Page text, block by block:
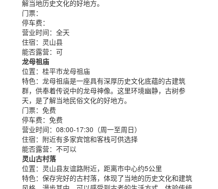
解当地历史文化的好地方。
门票：
停车费：
营业时间： 全天
住宿： 灵山县
能否露营： 可
龙母祖庙
位置： 桂平市龙母祖庙
特色： 龙母祖庙是一座具有深厚历史文化底蕴的古建筑
群，供奉着传说中的龙母神像。这里环境幽静，古树参
天，是了解当地民俗文化的好地方。
门票： 免费
停车费： 免费
营业时间： 08:00-17:30（周一至周日）
住宿： 附近有多家宾馆和客栈可供选择
能否露营： 不可以
灵山古村落
位置： 灵山县友谊路附近，距离市中心约5公里
特色： 保存完好的古村落，体现了当地的历史文化和建筑